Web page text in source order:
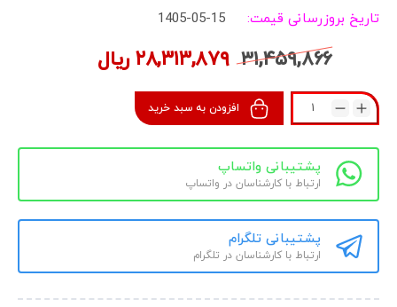
CV424s
تاریخ بروزرسانی قیمت: 1405-05-15
۳۱,۴۵۹,۸۶۶ ۲۸,۳۱۳,۸۷۹ ریال
افزودن به سبد خرید
پشتیبانی واتساپ
ارتباط با کارشناسان در واتساپ
پشتیبانی تلگرام
ارتباط با کارشناسان در تلگرام